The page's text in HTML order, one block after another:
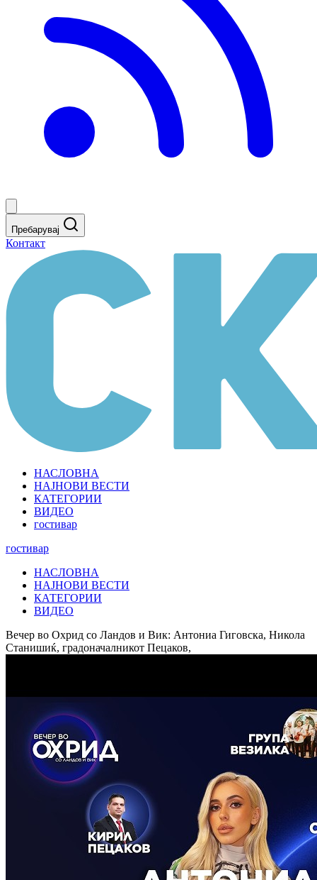
Пребарувај
Контакт
НАСЛОВНА
НАЈНОВИ ВЕСТИ
КАТЕГОРИИ
ВИДЕО
гостивар
гостивар
НАСЛОВНА
НАЈНОВИ ВЕСТИ
КАТЕГОРИИ
ВИДЕО
Вечер во Охрид со Ландов и Вик: Антониа Гиговска, Никола
Станишиќ, градоначалникот Пецаков,